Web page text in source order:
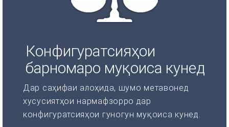
Конфигуратсияҳои
барномаро муқоиса кунед
Дар саҳифаи алоҳида, шумо метавонед
хусусиятҳои нармафзорро дар
конфигуратсияҳои гуногун муқоиса кунед.